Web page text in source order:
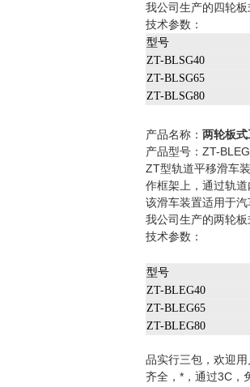
我公司生产的四轮
技术参数：
型号
ZT-BLSG40
ZT-BLSG65
ZT-BLSG80
产品名称： 两轮板
产品型号：ZT-
ZT型轨道平移滑车
作框架上，通过轨
该滑车装置适用于
我公司生产的两轮
技术参数：
型号
ZT-BLEG40
ZT-BLEG65
ZT-BLEG80
品实行三包，欢迎
齐全，*，通过3C，